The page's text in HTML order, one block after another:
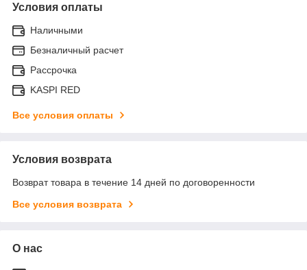
Условия оплаты
Наличными
Безналичный расчет
Рассрочка
KASPI RED
Все условия оплаты
Условия возврата
Возврат товара в течение 14 дней по договоренности
Все условия возврата
О нас